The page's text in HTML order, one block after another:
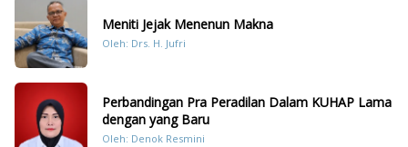
Meniti Jejak Menenun Makna
Oleh: Drs. H. Jufri
Perbandingan Pra Peradilan Dalam KUHAP Lama
dengan yang Baru
Oleh: Denok Resmini